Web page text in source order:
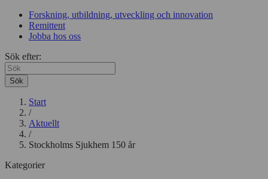
Forskning, utbildning, utveckling och innovation
Remittent
Jobba hos oss
Sök efter:
Sök
Start
/
Aktuellt
/
Stockholms Sjukhem 150 år
Kategorier